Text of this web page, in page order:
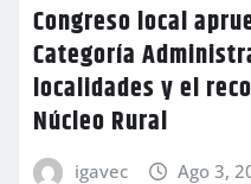
Congreso local
Categoría
localidades y el
Núcleo Rural
igavec Ago 3,